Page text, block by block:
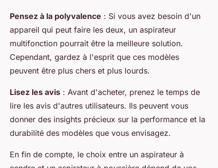
Pensez à la polyvalence : Si vous avez besoin d'un
appareil qui peut faire les deux, un aspirateur
multifonction pourrait être la meilleure solution.
Cependant, gardez à l'esprit que ces modèles
peuvent être plus chers et plus lourds.
Lisez les avis : Avant d'acheter, prenez le temps de
lire les avis d'autres utilisateurs. Ils peuvent vous
donner des insights précieux sur la performance et la
durabilité des modèles que vous envisagez.
En fin de compte, le choix entre un aspirateur à